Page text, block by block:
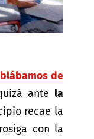
de
ante la
recae la
con la